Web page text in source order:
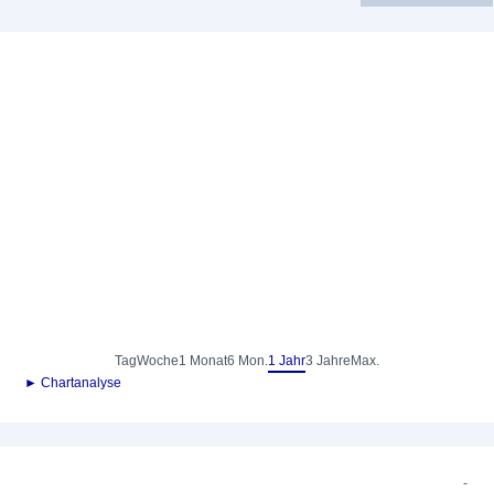
TagWoche1 Monat6 Mon.1 Jahr3 Jahre Max.
► Chartanalyse
-